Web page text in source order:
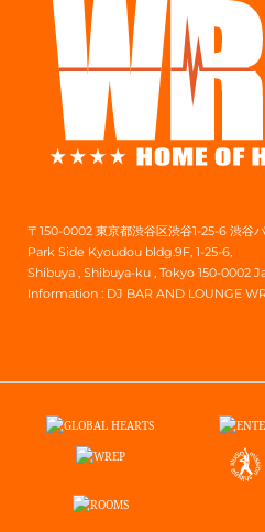
〒150-0002 東京都渋谷区渋谷1-25-6 渋谷
Park Side Kyoudou bldg.9F, 1-25-6,
Shibuya , Shibuya-ku , Tokyo 150-0002
Information : DJ BAR AND LOUNGE